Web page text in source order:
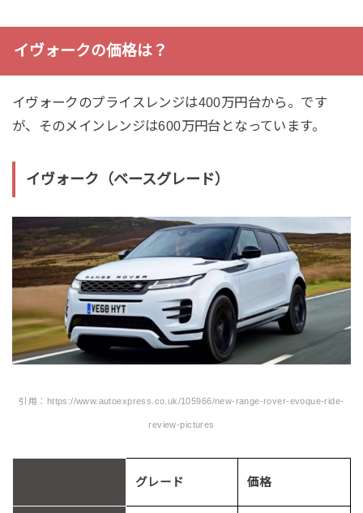
イヴォークの価格は？
イヴォークのプライスレンジは400万円台から。です
が、そのメインレンジは600万円台となっています。
イヴォーク（ベースグレード）
引用：https://www.autoexpress.co.uk/105966/new-range-rover-evoque-ride-
review-pictures
グレード 価格